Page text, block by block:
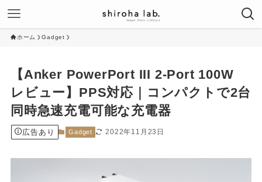
ホーム Gadget
【Anker PowerPort III 2-Port 100W
レビュー】PPS対応｜コンパクトで2台
同時急速充電可能な充電器
広告あり Gadget 2022年11月23日